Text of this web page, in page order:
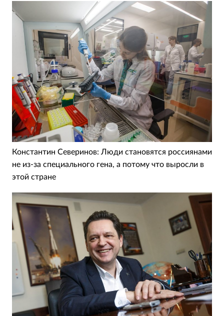
Константин Северинов: Люди становятся россиянами
не из-за специального гена, а потому что выросли в
этой стране